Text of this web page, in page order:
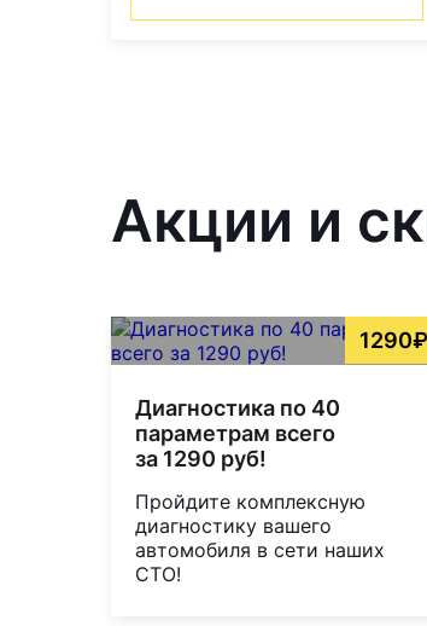
Акции и
1290₽
Диагностика по 40
параметрам всего
за 1290 руб!
Пройдите комплексную
диагностику вашего
автомобиля в сети наших
СТО!